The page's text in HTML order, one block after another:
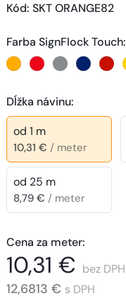
Kód: SKT ORANGE82
Farba SignFlock Touch:
Dĺžka návinu:
od 1 m
10,31 € / meter
od 25 m
8,79 € / meter
Cena za meter:
10,31 € bez DPH
12,6813 € s DPH